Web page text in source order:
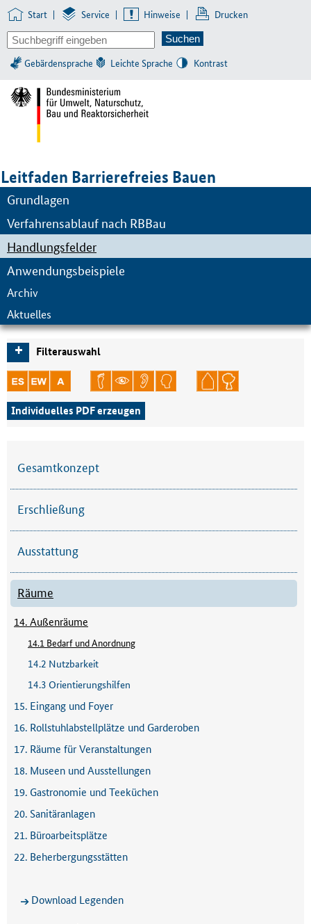
Start | Service | Hinweise | Drucken
Gebärdensprache Leichte Sprache Kontrast
Leitfaden Barrierefreies Bauen
Grundlagen
Verfahrensablauf nach RBBau
Handlungsfelder
Anwendungsbeispiele
Archiv
Aktuelles
+ Filterauswahl
ES EW A M V A K G A
Individuelles PDF erzeugen
Gesamtkonzept
Erschließung
Ausstattung
Räume
14. Außenräume
14.1 Bedarf und Anordnung
14.2 Nutzbarkeit
14.3 Orientierungshilfen
15. Eingang und Foyer
16. Rollstuhlabstellplätze und Garderoben
17. Räume für Veranstaltungen
18. Museen und Ausstellungen
19. Gastronomie und Teeküchen
20. Sanitäranlagen
21. Büroarbeitsplätze
22. Beherbergungsstätten
Download Legenden